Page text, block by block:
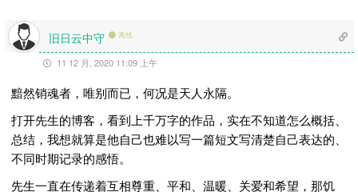
旧日云中守 离线
11 12 月, 2020 11:09 上午
黯然销魂者，唯别而已，何况是天人永隔。
打开先生的博客，看到上千万字的作品，实在不知道怎么概括、
总结，我想就算是他自己也难以写一篇短文写清楚自己表达的、
不同时期记录的感悟。
先生一直在传递着互相尊重、平和、温暖、关爱和希望，那饥